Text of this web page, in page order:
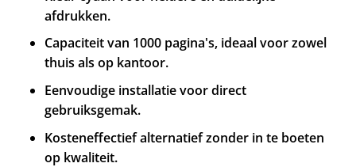
afdrukken.
Capaciteit van 1000 pagina's, ideaal voor zowel
thuis als op kantoor.
Eenvoudige installatie voor direct
gebruiksgemak.
Kosteneffectief alternatief zonder in te boeten
op kwaliteit.